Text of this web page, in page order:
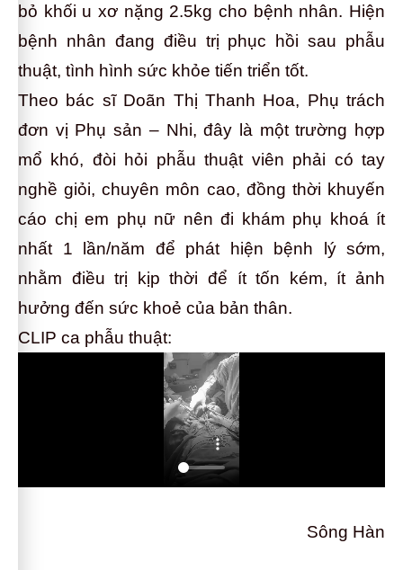
bỏ khối u xơ nặng 2.5kg cho bệnh nhân. Hiện
bệnh nhân đang điều trị phục hồi sau phẫu
thuật, tình hình sức khỏe tiến triển tốt.
Theo bác sĩ Doãn Thị Thanh Hoa, Phụ trách
đơn vị Phụ sản – Nhi, đây là một trường hợp
mổ khó, đòi hỏi phẫu thuật viên phải có tay
nghề giỏi, chuyên môn cao, đồng thời khuyến
cáo chị em phụ nữ nên đi khám phụ khoá ít
nhất 1 lần/năm để phát hiện bệnh lý sớm,
nhằm điều trị kịp thời để ít tốn kém, ít ảnh
hưởng đến sức khoẻ của bản thân.
CLIP ca phẫu thuật:
Sông Hàn